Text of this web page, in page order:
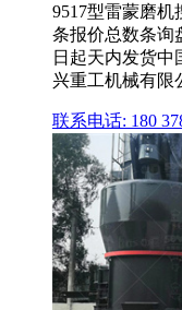
9517型雷蒙磨
条报价总数条询
日起天内发货
兴重工机械有限
联系电话: 180